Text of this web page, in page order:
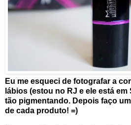
Eu me esqueci de fotografar a
lábios (estou no RJ e ele está em
tão pigmentando. Depois faço
de cada produto! =)